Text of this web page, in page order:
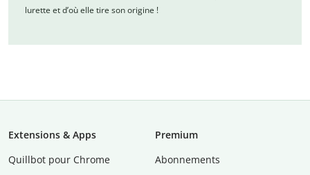
lurette et d’où elle tire son origine !
Extensions & Apps
Quillbot pour Chrome
Premium
Abonnements